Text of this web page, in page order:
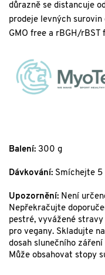
důrazně se distancuje
prodeje levných
GMO free a rBGH/rBST
Balení: 300 g
Dávkování: Smíchejte 5
Upozornění: Není
Nepřekračujte
pestré, vyvážené
pro vegany. Skladujte
dosah slunečního
Může obsahovat stopy